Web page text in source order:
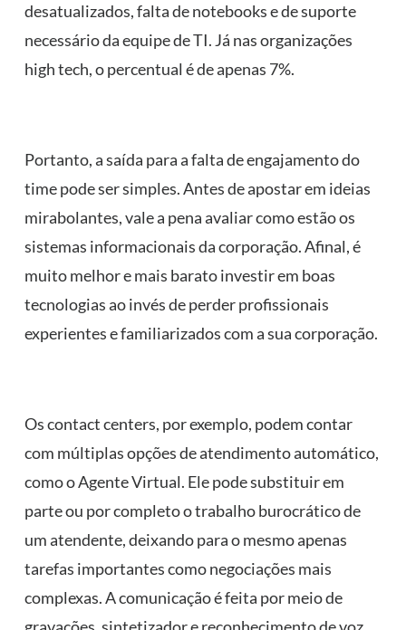
desatualizados, falta de notebooks e de suporte
necessário da equipe de TI. Já nas organizações
high tech, o percentual é de apenas 7%.
Portanto, a saída para a falta de engajamento do
time pode ser simples. Antes de apostar em ideias
mirabolantes, vale a pena avaliar como estão os
sistemas informacionais da corporação. Afinal, é
muito melhor e mais barato investir em boas
tecnologias ao invés de perder profissionais
experientes e familiarizados com a sua corporação.
Os contact centers, por exemplo, podem contar
com múltiplas opções de atendimento automático,
como o Agente Virtual. Ele pode substituir em
parte ou por completo o trabalho burocrático de
um atendente, deixando para o mesmo apenas
tarefas importantes como negociações mais
complexas. A comunicação é feita por meio de